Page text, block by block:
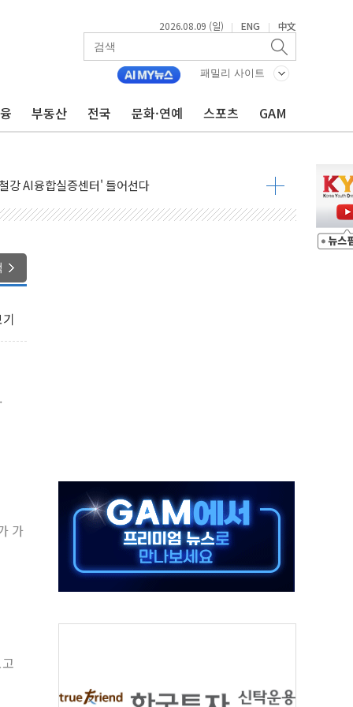
2026.08.09 (일) | ENG | 中文
패밀리 사이트
부동산 전국 문화·연예 스포츠 GAM
천~하당'·'올미골교' 차량 통행 선제 제한
작업 중 근로자 1명 숨져
대 숨진 채 발견...경찰, 조사 중
1.48%p 차 선두 유지...金 46.01% vs 鄭 44.53%
10대 구속…범행 후 반려견도 죽여
서 정청래에 승리…金 48.54% vs 鄭 44.40%
표...김민석 47.37% 정청래 45.71% 송영길 6.92%
명 맞이…"마음 잇는 시간 되길"
술·체육요원 최대 33% 감축
대 최대폭 감소한 9.4%↓…유통업계 양극화 심화
사'로 콜롬비아 대통령 취임식 참석
간당 30mm 강한 비...호우 피해 없어
가